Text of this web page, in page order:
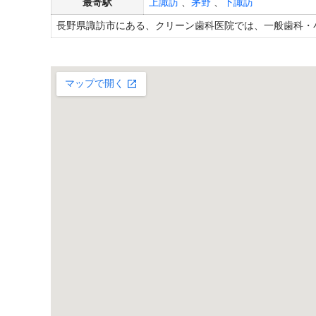
長野県諏訪市にある、クリーン歯科医院では、一般歯科